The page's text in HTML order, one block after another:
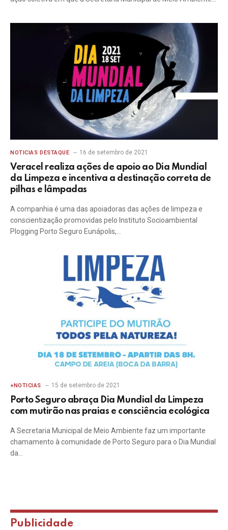
NOTICIAS DESTAQUE 16 de setembro de 2021
Veracel realiza ações de apoio ao Dia Mundial
da Limpeza e incentiva a destinação correta de
pilhas e lâmpadas
A companhia é uma das apoiadoras das ações de limpeza e
conscientização promovidas pelo Instituto Socioambiental
Plogging Porto Seguro Eunápolis,…
+NOTICIAS 15 de setembro de 2021
Porto Seguro abraça Dia Mundial da Limpeza
com mutirão nas praias e consciência ecológica
A Secretaria Municipal de Meio Ambiente faz um importante
chamamento à comunidade de Porto Seguro para o Dia Mundial
da…
Publicidade